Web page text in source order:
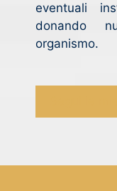
eventuali
donando
organismo.